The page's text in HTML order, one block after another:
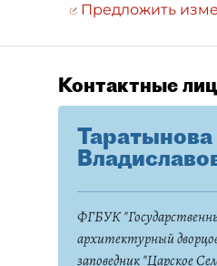
Предложить
Контактные
Таратынова
ФГБУК
архитектурный
заповедник "Царское